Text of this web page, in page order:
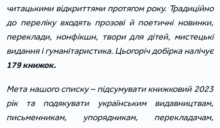
читацькими відкриттями протягом року. Традиційно
до переліку входять прозові й поетичні новинки,
переклади, нонфікшн, твори для дітей, мистецькі
видання і гуманітаристика. Цьогоріч добірка налічує
179 книжок.
Мета нашого списку – підсумувати книжковий 2023
рік та подякувати українським видавництвам,
письменникам, упорядникам, перекладачам,